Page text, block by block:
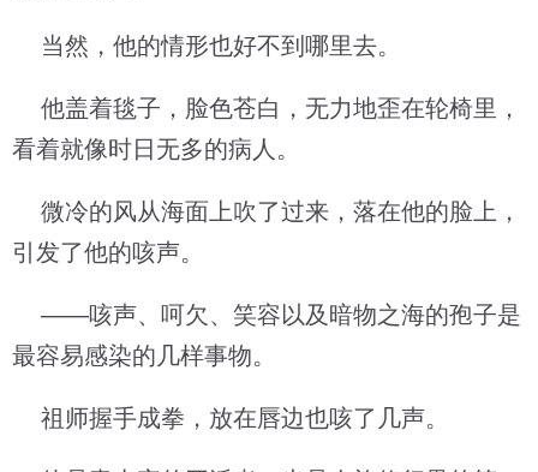
当然，他的情形也好不到哪里去。
他盖着毯子，脸色苍白，无力地歪在轮椅里，
看着就像时日无多的病人。
微冷的风从海面上吹了过来，落在他的脸上，
引发了他的咳声。
——咳声、呵欠、笑容以及暗物之海的孢子是
最容易感染的几样事物。
祖师握手成拳，放在唇边也咳了几声。